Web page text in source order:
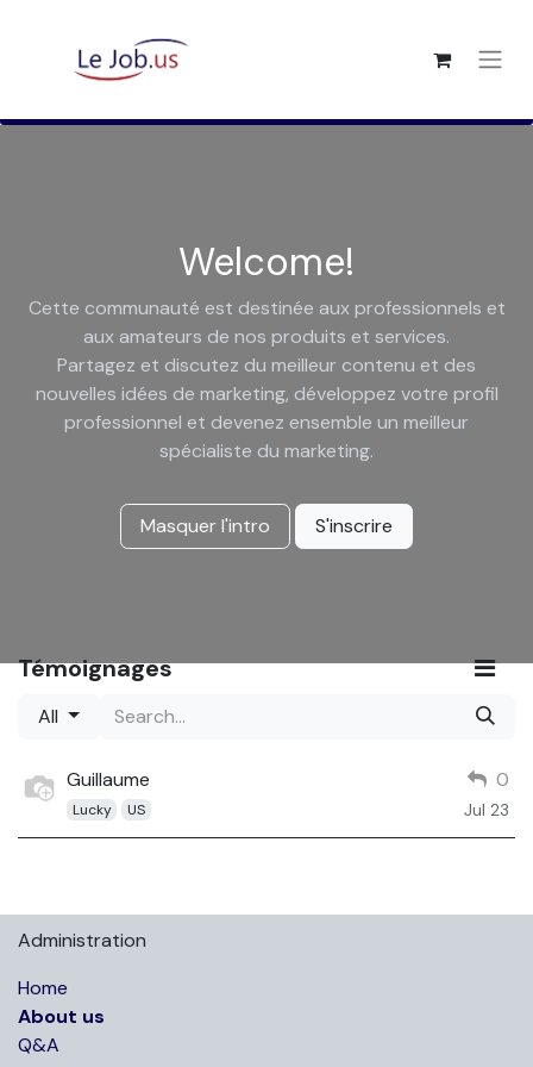
Welcome!
Cette communauté est destinée aux professionnels et
aux amateurs de nos produits et services.
Partagez et discutez du meilleur contenu et des
nouvelles idées de marketing, développez votre profil
professionnel et devenez ensemble un meilleur
spécialiste du marketing.
Masquer l'intro S'inscrire
Témoignages
All
Guillaume
Lucky US
0
Jul 23
Administration
Home
About us
Q&A